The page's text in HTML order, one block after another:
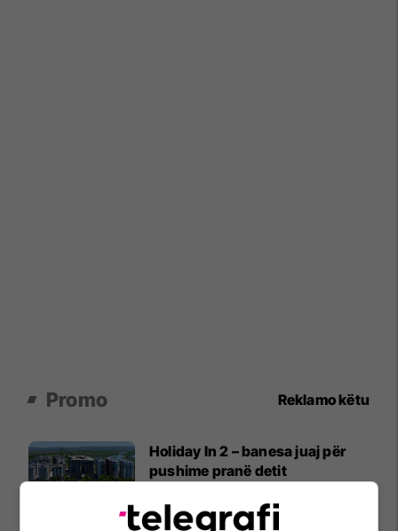
Promo Reklamo këtu
Holiday In 2 – banesa juaj për
pushime pranë detit